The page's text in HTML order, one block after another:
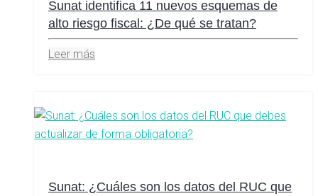
Sunat identifica 11 nuevos esquemas de
alto riesgo fiscal: ¿De qué se tratan?
Leer más
Sunat: ¿Cuáles son los datos del RUC que